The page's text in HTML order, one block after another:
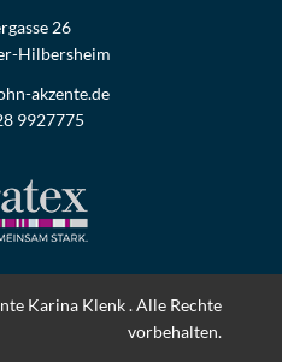
26
Hilbersheim
akzente.de
9927775
Karina Klenk . Alle Rechte
vorbehalten.